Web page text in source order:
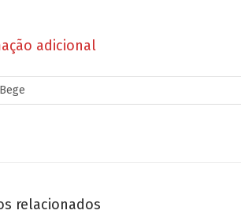
adicional
Bege
relacionados